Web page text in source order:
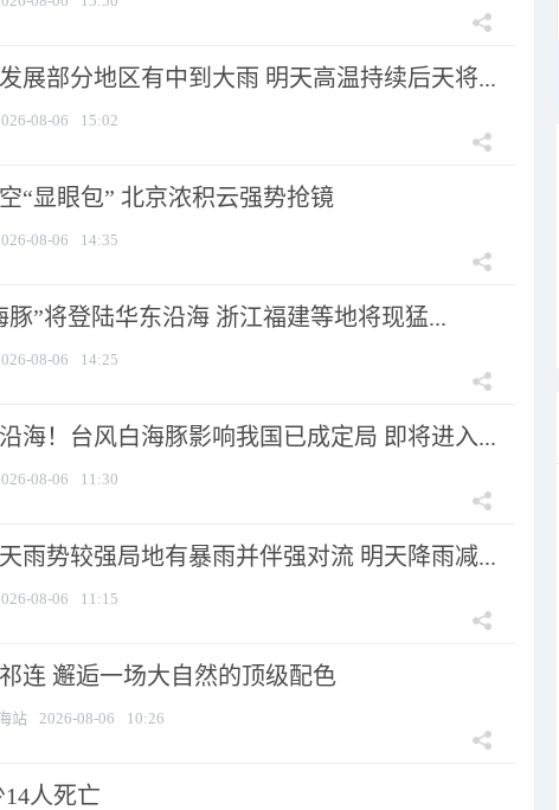
展部分地区有中到大雨 明天高温持续后天将...
08-06 15:02
“显眼包” 北京浓积云强势抢镜
08-06 14:35
豚”将登陆华东沿海 浙江福建等地将现猛...
08-06 14:25
海！台风白海豚影响我国已成定局 即将进入...
08-06 11:30
雨势较强局地有暴雨并伴强对流 明天降雨减...
08-06 11:15
连 邂逅一场大自然的顶级配色
站 2026-08-06 10:26
人死亡